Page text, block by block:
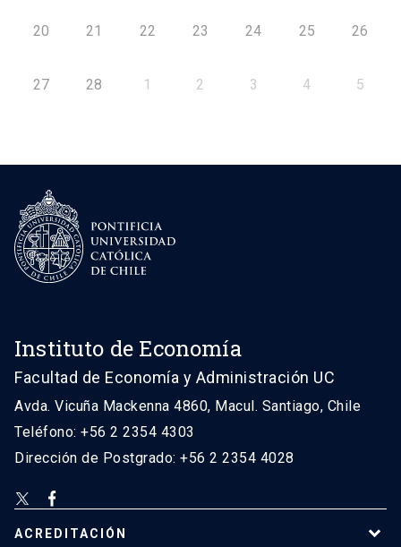
20 21 22 23 24 25 26
27 28 1 2 3 4 5
Instituto de Economía
Facultad de Economía y Administración UC
Avda. Vicuña Mackenna 4860, Macul. Santiago, Chile
Teléfono: +56 2 2354 4303
Dirección de Postgrado: +56 2 2354 4028
ACREDITACIÓN